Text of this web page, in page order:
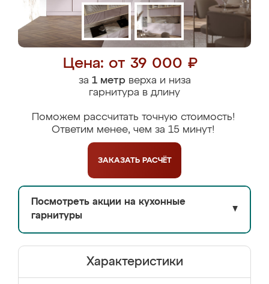
Цена: от 39 000 ₽
за 1 метрверха и низа
гарнитура в длину
Поможем рассчитать точную стоимость!
Ответим менее, чем за 15 минут!
ЗАКАЗАТЬ РАСЧЁТ
Посмотреть акции на кухонные
гарнитуры
▼
Характеристики